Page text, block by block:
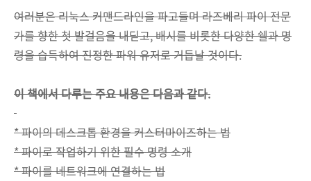
여러분은 리눅스 커맨드라인을 파고들며 라즈베리 파이 전문
가를 향한 첫 발걸음을 내딛고, 배시를 비롯한 다양한 쉘과 명
령을 습득하여 진정한 파워 유저로 거듭날 것이다.
이 책에서 다루는 주요 내용은 다음과 같다.
* 파이의 데스크톱 환경을 커스터마이즈하는 법
* 파이로 작업하기 위한 필수 명령 소개
* 파이를 네트워크에 연결하는 법